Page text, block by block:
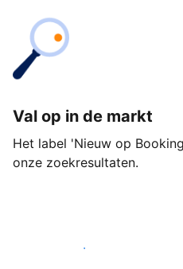
Val op in de markt
Het label 'Nieuw op
onze zoekresultaten.
Begin vandaag nog